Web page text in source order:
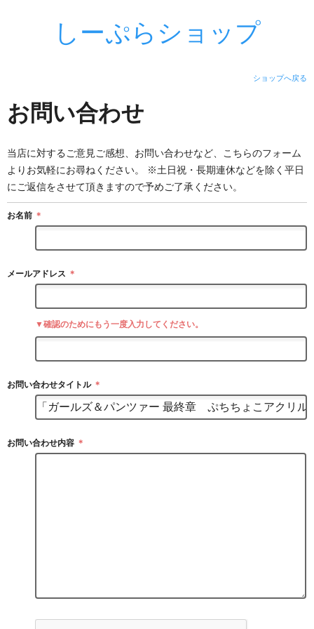
しーぷらショップ
ショップへ戻る
お問い合わせ
当店に対するご意見ご感想、お問い合わせなど、こちらのフォーム
よりお気軽にお尋ねください。 ※土日祝・長期連休などを除く平日
にご返信をさせて頂きますので予めご了承ください。
お名前 ＊
メールアドレス ＊
▼確認のためにもう一度入力してください。
お問い合わせタイトル ＊
お問い合わせ内容 ＊